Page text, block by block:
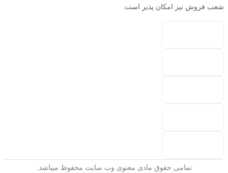
شعب فروش نیز امکان پذیر است.
تمامی حقوق مادی معنوی وب سایت محفوظ میباشد.